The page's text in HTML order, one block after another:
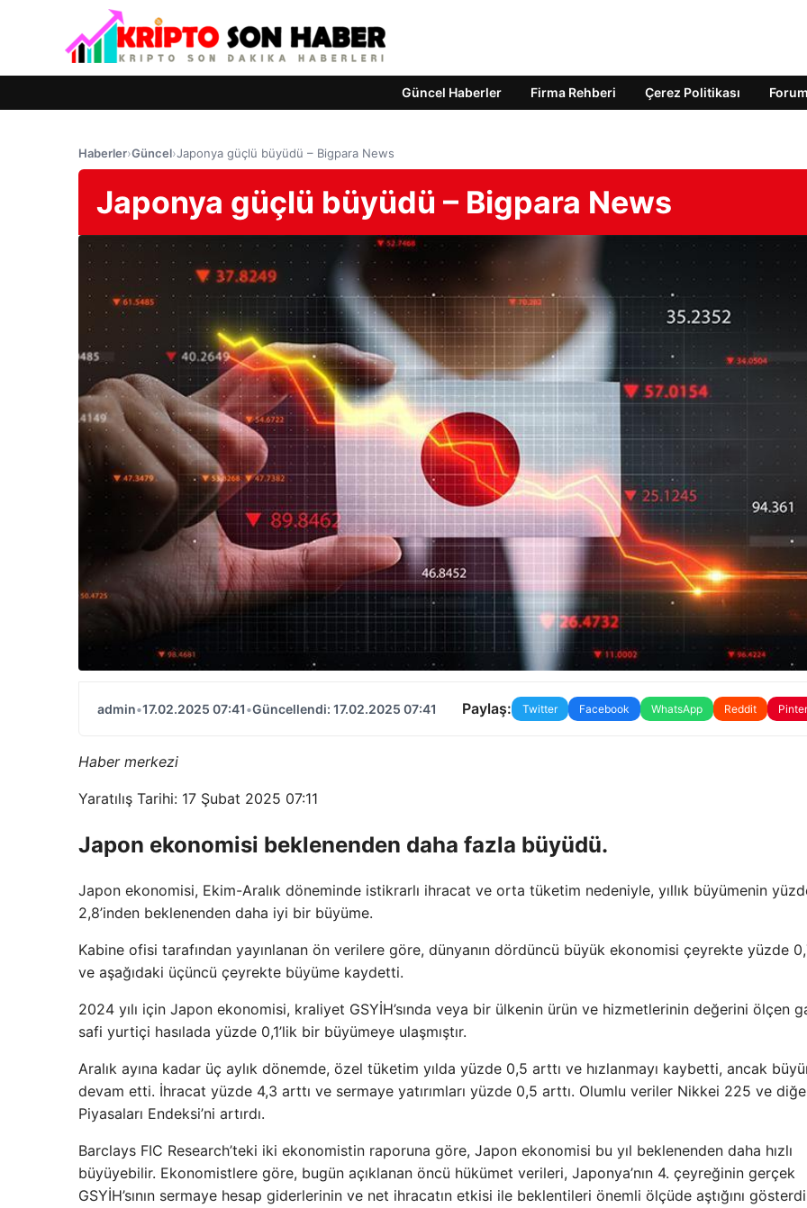
Güncel Haberler Firma Rehberi Çerez Politikası Forum
Haberler›Güncel›Japonya güçlü büyüdü – Bigpara News
Japonya güçlü büyüdü – Bigpara News
admin•17.02.2025 07:41•Güncellendi: 17.02.2025 07:41 Paylaş: Twitter Facebook WhatsApp Reddit
Haber merkezi
Yaratılış Tarihi: 17 Şubat 2025 07:11
Japon ekonomisi beklenenden daha fazla büyüdü.
Japon ekonomisi, Ekim-Aralık döneminde istikrarlı ihracat ve orta tüketim nedeniyle, yıllık büyümenin
2,8’inden beklenenden daha iyi bir büyüme.
Kabine ofisi tarafından yayınlanan ön verilere göre, dünyanın dördüncü büyük ekonomisi çeyrekte yüzde
ve aşağıdaki üçüncü çeyrekte büyüme kaydetti.
2024 yılı için Japon ekonomisi, kraliyet GSYİH’sında veya bir ülkenin ürün ve hizmetlerinin değerini ölçen
safi yurtiçi hasılada yüzde 0,1’lik bir büyümeye ulaşmıştır.
Aralık ayına kadar üç aylık dönemde, özel tüketim yılda yüzde 0,5 arttı ve hızlanmayı kaybetti, ancak
devam etti. İhracat yüzde 4,3 arttı ve sermaye yatırımları yüzde 0,5 arttı. Olumlu veriler Nikkei 225 ve
Piyasaları Endeksi’ni artırdı.
Barclays FIC Research’teki iki ekonomistin raporuna göre, Japon ekonomisi bu yıl beklenenden daha hızlı
büyüyebilir. Ekonomistlere göre, bugün açıklanan öncü hükümet verileri, Japonya’nın 4. çeyreğinin gerçek
GSYİH’sının sermaye hesap giderlerinin ve net ihracatın etkisi ile beklentileri önemli ölçüde aştığını